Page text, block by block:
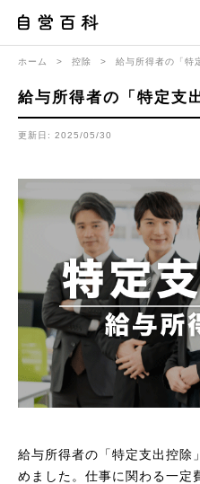
ホーム > 控除 > 給与所得者の「特
給与所得者の「特定支
更新日: 2025/05/30
給与所得者の「特定支出控除
めました。仕事に関わる一定